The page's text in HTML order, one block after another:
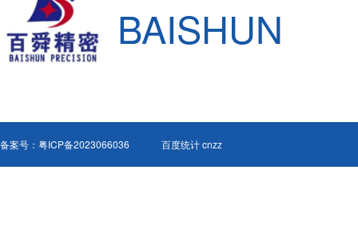
BAISHUN
备案号： 粤ICP备2023066036 百度统计 cnzz